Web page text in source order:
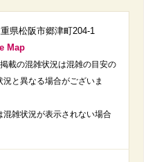
県松阪市郷津町204-1
Map
載の混雑状況は混雑の目安の
況と異なる場合がございま
雑状況が表示されない場合